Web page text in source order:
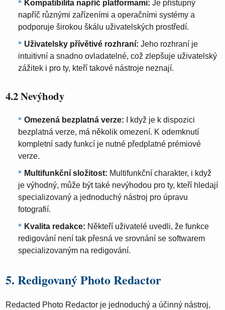
Kompatibilita napříč platformami: Je přístupný
napříč různými zařízeními a operačními systémy a
podporuje širokou škálu uživatelských prostředí.
Uživatelsky přívětivé rozhraní: Jeho rozhraní je
intuitivní a snadno ovladatelné, což zlepšuje uživatelský
zážitek i pro ty, kteří takové nástroje neznají.
4.2 Nevýhody
Omezená bezplatná verze: I když je k dispozici
bezplatná verze, má několik omezení. K odemknutí
kompletní sady funkcí je nutné předplatné prémiové
verze.
Multifunkční složitost: Multifunkční charakter, i když
je výhodný, může být také nevýhodou pro ty, kteří hledají
specializovaný a jednoduchý nástroj pro úpravu
fotografií.
Kvalita redakce: Někteří uživatelé uvedli, že funkce
redigování není tak přesná ve srovnání se softwarem
specializovaným na redigování.
5. Redigovaný Photo Redactor
Redacted Photo Redactor je jednoduchý a účinný nástroj,